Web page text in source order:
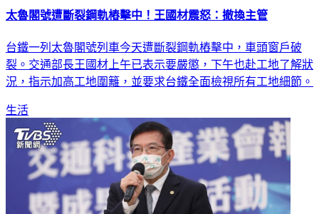
太魯閣號遭斷裂鋼軌樁擊中！王國材震怒：撤換主管
台鐵一列太魯閣號列車今天遭斷裂鋼軌樁擊中，車頭窗戶破
裂。交通部長王國材上午已表示要嚴懲，下午也赴工地了解狀
況，指示加高工地圍籬，並要求台鐵全面檢視所有工地細節。
生活